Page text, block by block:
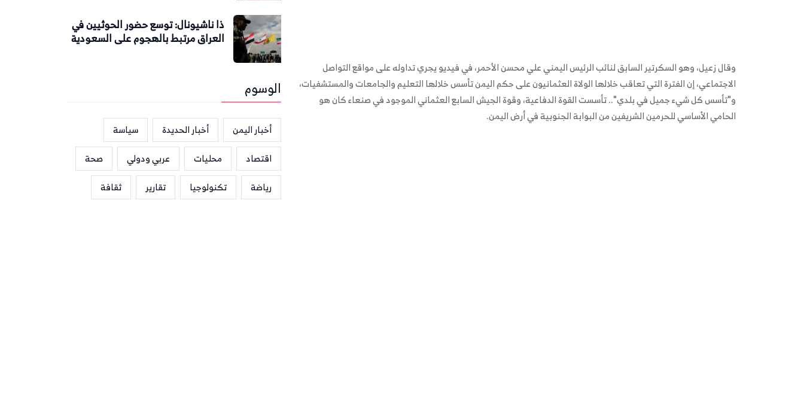
وقال زعيل، وهو السكرتير السابق لنائب الرئيس اليمني علي محسن الأحمر، في فيديو يجري تداوله على مواقع التواصل
الاجتماعي، إن الفترة التي تعاقب خلالها الولاة العثمانيون على حكم اليمن تأسس خلالها التعليم والجامعات والمستشفيات،
و"تأسس كل شيء جميل في بلدي".. تأسست القوة الدفاعية، وقوة الجيش السابع العثماني الموجود في صنعاء كان هو
الحامي الأساسي للحرمين الشريفين من البوابة الجنوبية في أرض اليمن.
ذا ناشيونال: توسع حضور الحوثيين في
العراق مرتبط بالهجوم على السعودية
الوسوم
أخبار اليمن أخبار الحديدة
سياسة
اقتصاد
محليات عربي ودولي
صحة
رياضة
تكنولوجيا تقارير ثقافة